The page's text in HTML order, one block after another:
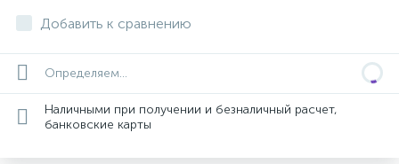
Добавить к сравнению
Определяем...
Наличными при получении и безналичный расчет,
банковские карты